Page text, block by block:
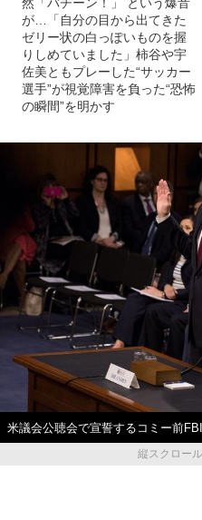
が…「自分の目から出てきた
ゼリー状の白っぽいものを握
りしめていました」柿谷や宇
佐美ともプレーした“サッカー
選手”が視覚障害を負った“恐怖
の瞬間”を明かす
米議会公聴会で宣誓するコミー前
縦スクロー